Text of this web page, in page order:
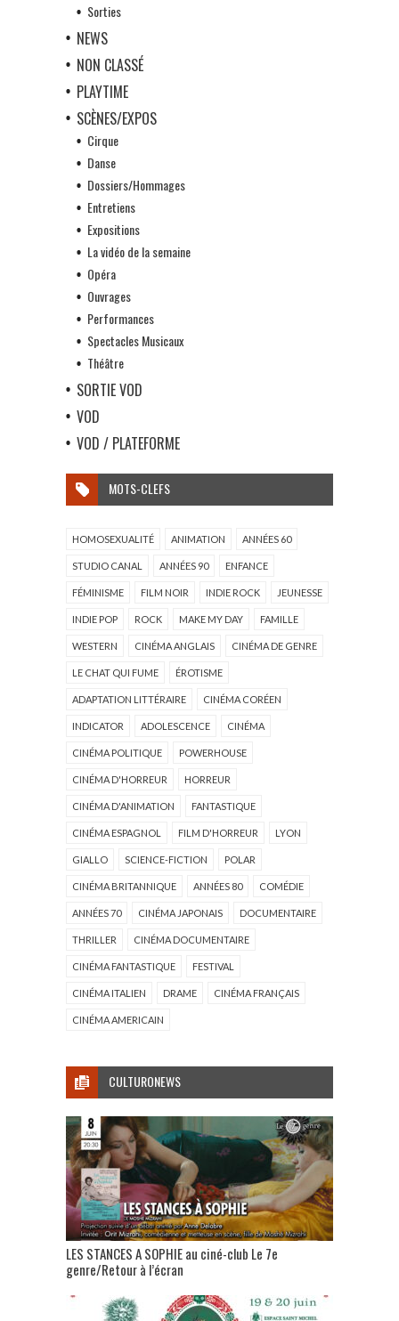
Sorties
NEWS
NON CLASSÉ
PLAYTIME
SCÈNES/EXPOS
Cirque
Danse
Dossiers/Hommages
Entretiens
Expositions
La vidéo de la semaine
Opéra
Ouvrages
Performances
Spectacles Musicaux
Théâtre
SORTIE VOD
VOD
VOD / PLATEFORME
MOTS-CLEFS
HOMOSEXUALITÉ ANIMATION ANNÉES 60
STUDIO CANAL ANNÉES 90 ENFANCE
FÉMINISME FILM NOIR INDIE ROCK JEUNESSE
INDIE POP ROCK MAKE MY DAY FAMILLE
WESTERN CINÉMA ANGLAIS CINÉMA DE GENRE
LE CHAT QUI FUME ÉROTISME
ADAPTATION LITTÉRAIRE CINÉMA CORÉEN
INDICATOR ADOLESCENCE CINÉMA
CINÉMA POLITIQUE POWERHOUSE
CINÉMA D'HORREUR HORREUR
CINÉMA D'ANIMATION FANTASTIQUE
CINÉMA ESPAGNOL FILM D'HORREUR LYON
GIALLO SCIENCE-FICTION POLAR
CINÉMA BRITANNIQUE ANNÉES 80 COMÉDIE
ANNÉES 70 CINÉMA JAPONAIS DOCUMENTAIRE
THRILLER CINÉMA DOCUMENTAIRE
CINÉMA FANTASTIQUE FESTIVAL
CINÉMA ITALIEN DRAME CINÉMA FRANÇAIS
CINÉMA AMERICAIN
CULTURONEWS
LES STANCES A SOPHIE au ciné-club Le 7e
genre/Retour à l’écran